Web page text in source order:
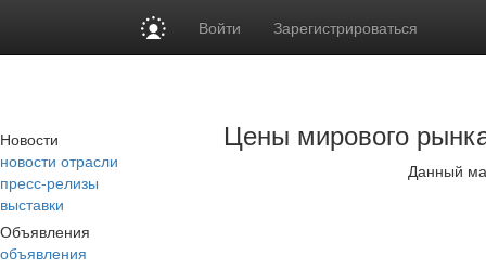
Войти Зарегистрироваться
Новости
новости отрасли
пресс-релизы
выставки
Объявления
объявления
Цены мирового
Данный